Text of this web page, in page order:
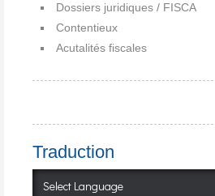
Dossiers juridiques / FISCA
Contentieux
Acutalités fiscales
Traduction